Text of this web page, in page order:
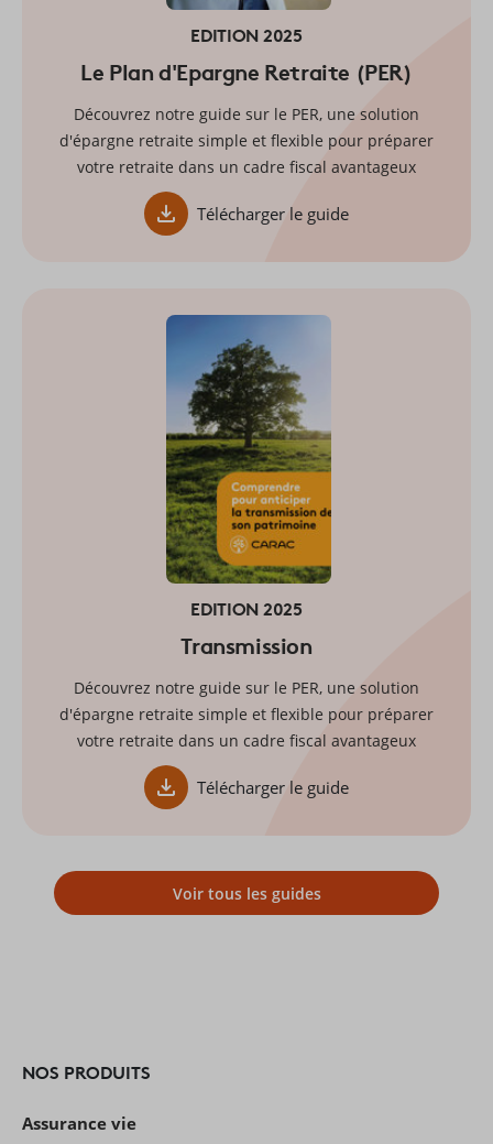
EDITION 2025
Le Plan d'Epargne Retraite (PER)
Découvrez notre guide sur le PER, une solution
d'épargne retraite simple et flexible pour préparer
votre retraite dans un cadre fiscal avantageux
Télécharger le guide
EDITION 2025
Transmission
Découvrez notre guide sur le PER, une solution
d'épargne retraite simple et flexible pour préparer
votre retraite dans un cadre fiscal avantageux
Télécharger le guide
Voir tous les guides
NOS PRODUITS
Assurance vie